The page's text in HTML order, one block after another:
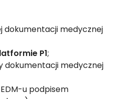
dokumentacji medycznej
P1;
dokumentacji medycznej
u podpisem